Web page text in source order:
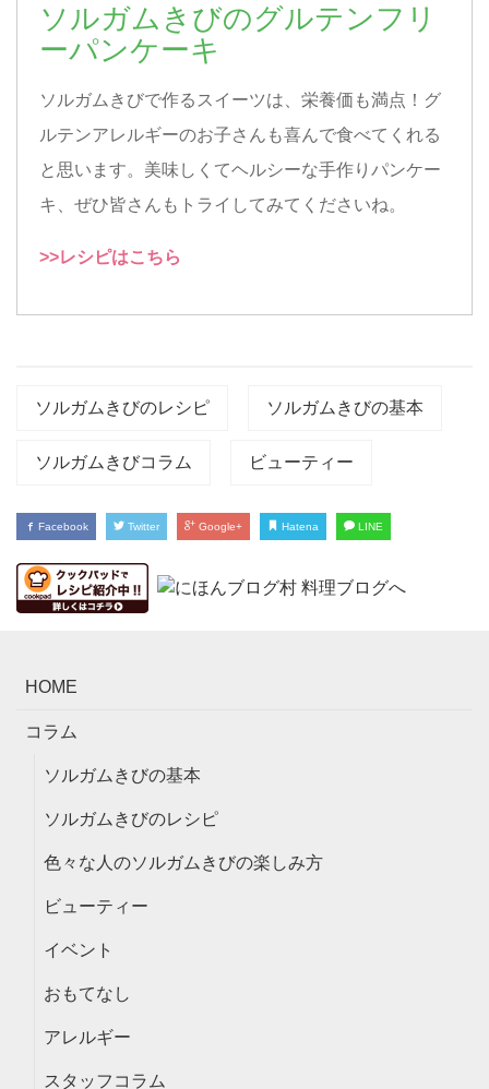
ソルガムきびのグルテンフリ
ーパンケーキ
ソルガムきびで作るスイーツは、栄養価も満点！グ
ルテンアレルギーのお子さんも喜んで食べてくれる
と思います。美味しくてヘルシーな手作りパンケー
キ、ぜひ皆さんもトライしてみてくださいね。
>>レシピはこちら
ソルガムきびのレシピ ソルガムきびの基本
ソルガムきびコラム ビューティー
Facebook Twitter Google+ Hatena LINE
HOME
コラム
ソルガムきびの基本
ソルガムきびのレシピ
色々な人のソルガムきびの楽しみ方
ビューティー
イベント
おもてなし
アレルギー
スタッフコラム